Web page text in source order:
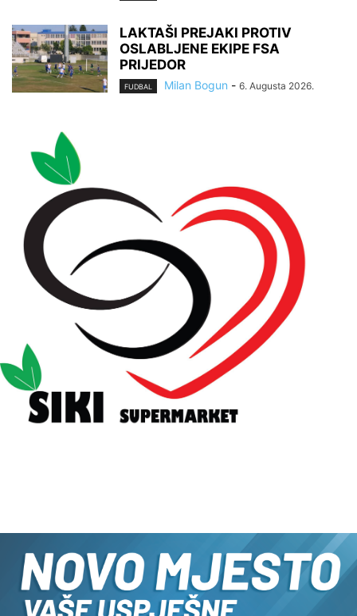
LAKTAŠI PREJAKI PROTIV
OSLABLJENE EKIPE FSA
PRIJEDOR
FUDBAL Milan Bogun - 6. Augusta 2026.